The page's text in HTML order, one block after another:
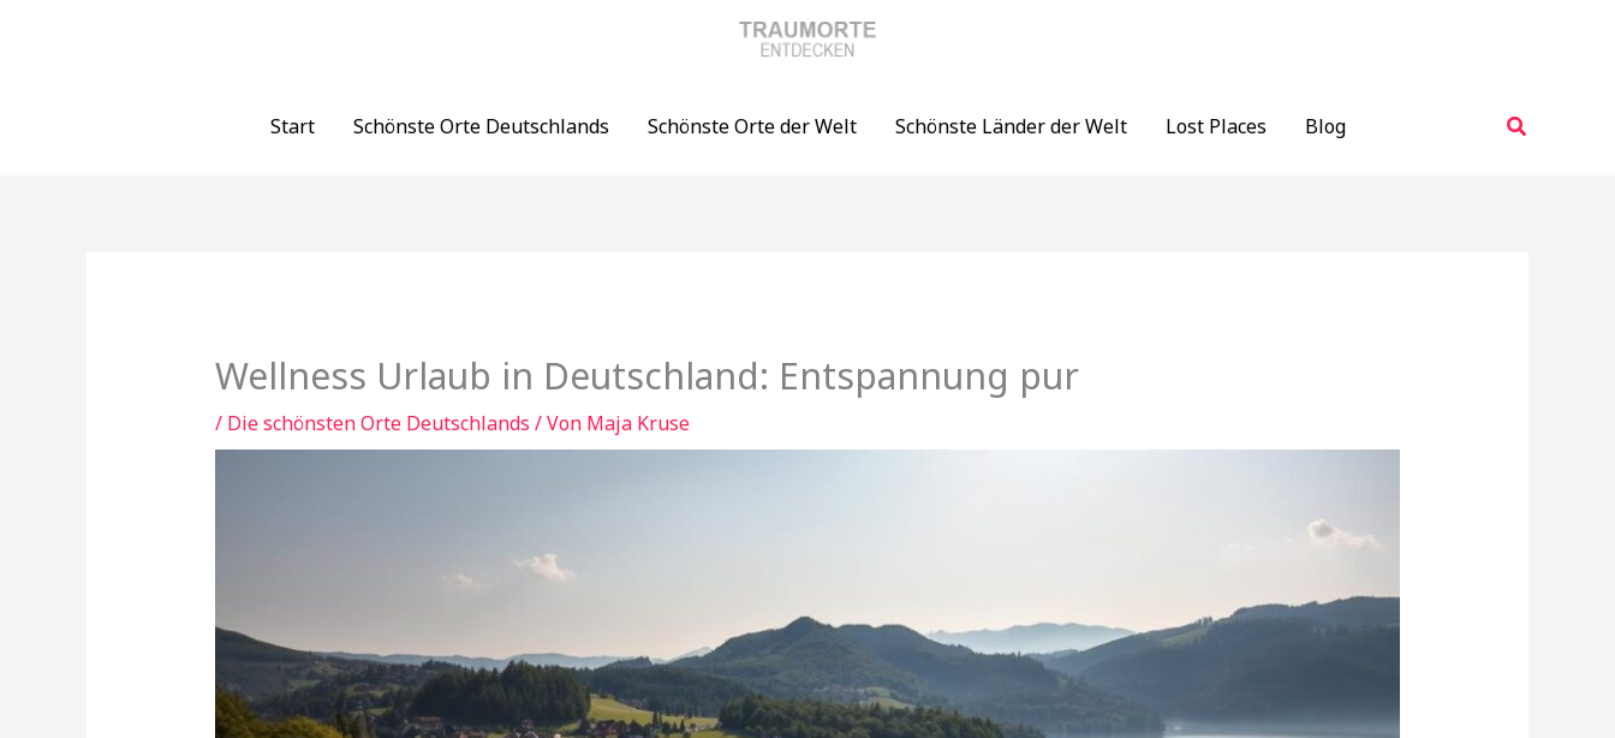
Start
Schönste Orte Deutschlands Schönste Orte der Welt Schönste Länder der Welt Lost Places Blog Suchen
Wellness Urlaub in Deutschland: Entspannung pur
/ Die schönsten Orte Deutschlands / Von Maja Kruse